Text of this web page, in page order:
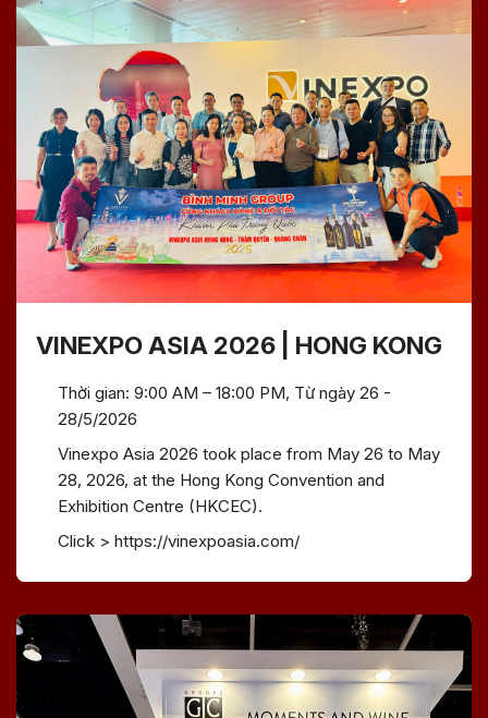
VINEXPO ASIA 2026 | HONG KONG
Thời gian: 9:00 AM – 18:00 PM, Từ ngày 26 -
28/5/2026
Vinexpo Asia 2026 took place from May 26 to May
28, 2026, at the Hong Kong Convention and
Exhibition Centre (HKCEC).
Click > https://vinexpoasia.com/